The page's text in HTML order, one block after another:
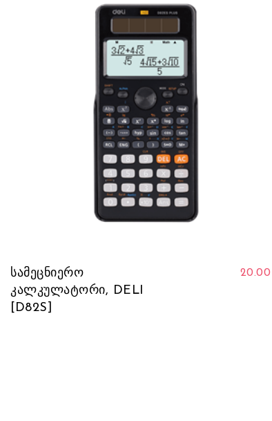
სამეცნიერო
კალკულატორი, DELI
[D82S]
20.00